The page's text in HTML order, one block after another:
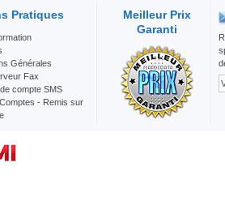
Pratiques
Générales
Fax
compte SMS
- Remis sur
Meilleur Prix
Garanti